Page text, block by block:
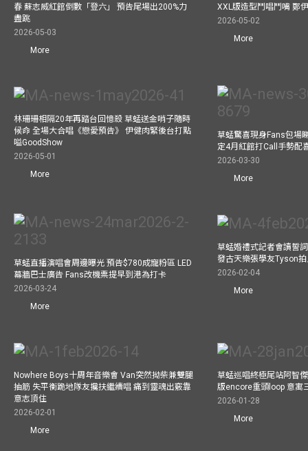
春 蘇志威紅館倒數「登六」 預告尾場出200%力
盡跳
2026-05-03
More
XXL版造型鬥唱鬥嘴 鄭
2026-05-02
More
林珊珊相隔20年再踏台回憶殺 草蜢送金哨子隨時
候命 全場大合唱《戀愛預告》 伊健肉緊後台打點
嗌GoodShow
2026-05-01
More
草蜢驚喜現身Fans包場
定4月紅館打Call手勢配
2026-03-30
More
草蜢直播演唱會周邊曝光 預告$780成寵粉區 LED
幕牆巴士廣告 Fans改機票提早到港為打卡
2026-03-24
More
草蜢婚禮式記者會讀誓
發古天樂張學友Tyson
2026-02-04
More
Nowhere Boys十周年音樂會 Van突然拗柴兼雙腿
抽筋 失平衡跪地隊友攙扶繼續唱 痛到靈魂出竅靠
意志頂住
2026-02-01
More
草蜢巡唱終極尾站阿智
版encore重頭loop 意寓
2026-01-28
More